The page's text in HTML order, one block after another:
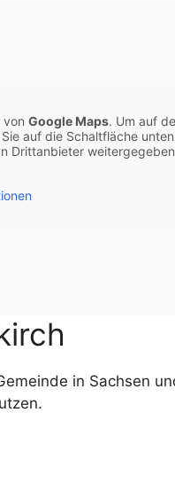
von Google Maps. Um auf
auf die Schaltfläche
Drittanbieter weitergegeben
in Sachsen